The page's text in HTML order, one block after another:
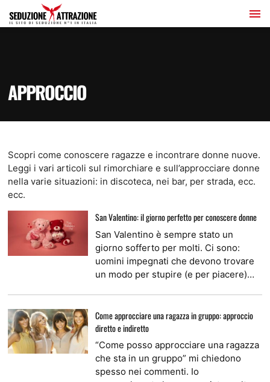
APPROCCIO
Scopri come conoscere ragazze e incontrare donne nuove.
Leggi i vari articoli sul rimorchiare e sull’approcciare donne
nella varie situazioni: in discoteca, nei bar, per strada, ecc.
ecc.
San Valentino: il giorno perfetto per conoscere donne
San Valentino è sempre stato un
giorno sofferto per molti. Ci sono:
uomini impegnati che devono trovare
un modo per stupire (e per piacere)…
Come approcciare una ragazza in gruppo: approccio
diretto e indiretto
“Come posso approcciare una ragazza
che sta in un gruppo” mi chiedono
spesso nei commenti. Io